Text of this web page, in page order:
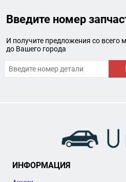
Введите номер
И получите предложения со всего
до Вашего города
ИНФОРМАЦИЯ